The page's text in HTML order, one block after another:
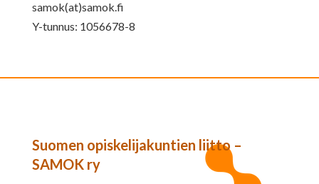
samok(at)samok.fi
Y-tunnus: 1056678-8
Suomen opiskelijakuntien liitto –
SAMOK ry